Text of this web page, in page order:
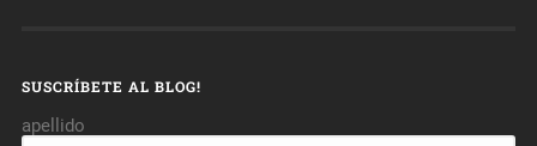
SUSCRÍBETE AL BLOG!
apellido